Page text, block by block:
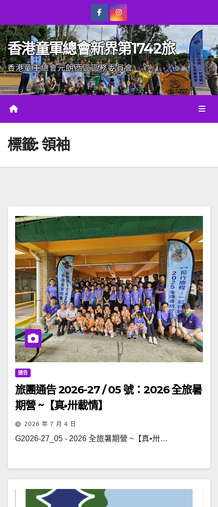
content
香港童軍總會新界第1742旅
香港童軍總會元朗西區區務委員會
標籤:領袖
通告
旅團通告 2026-27 / 05 號：2026 全旅暑
期營 ~【真•卅載情】
2026 年 7 月 4 日
G2026-27_05 - 2026 全旅暑期營 ~【真•卅…